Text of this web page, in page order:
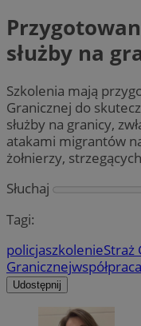
służby na
Szkolenia mają
Granicznej do
służby na granicy,
atakami migrantów
żołnierzy,
Słuchaj
Tagi:
policjaszkolenieStraż
Granicznej
Udostępnij